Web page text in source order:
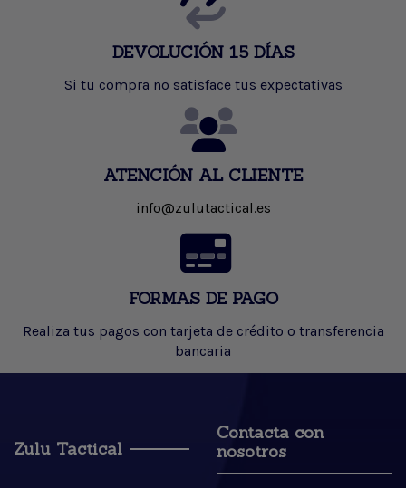
DEVOLUCIÓN 15 DÍAS
Si tu compra no satisface tus expectativas
ATENCIÓN AL CLIENTE
info@zulutactical.es
FORMAS DE PAGO
Realiza tus pagos con tarjeta de crédito o transferencia
bancaria
Zulu Tactical
Contacta con
nosotros